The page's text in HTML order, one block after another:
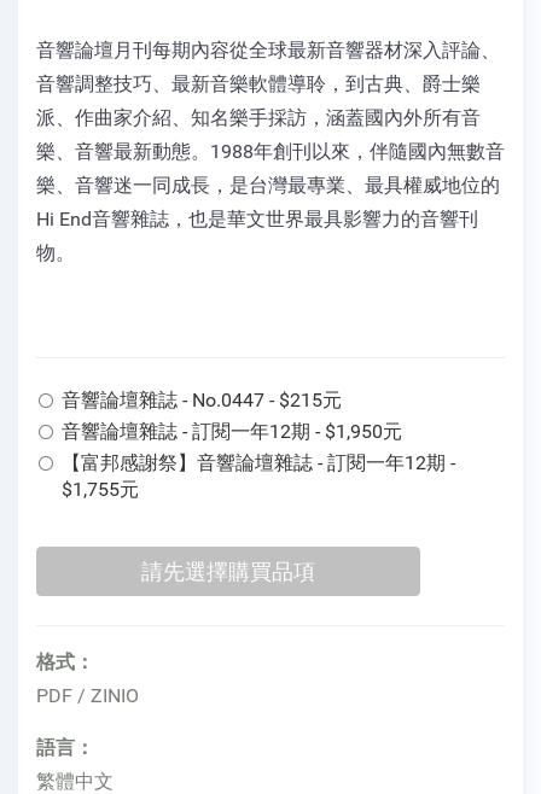
音響論壇月刊每期內容從全球最新音響器材深入評論、
音響調整技巧、最新音樂軟體導聆，到古典、爵士樂
派、作曲家介紹、知名樂手採訪，涵蓋國內外所有音
樂、音響最新動態。1988年創刊以來，伴隨國內無數音
樂、音響迷一同成長，是台灣最專業、最具權威地位的
Hi End音響雜誌，也是華文世界最具影響力的音響刊
物。
音響論壇雜誌 - No.0447 - $215元
音響論壇雜誌 - 訂閱一年12期 - $1,950元
【富邦感謝祭】音響論壇雜誌 - 訂閱一年12期 -
$1,755元
格式：
PDF / ZINIO
語言：
繁體中文